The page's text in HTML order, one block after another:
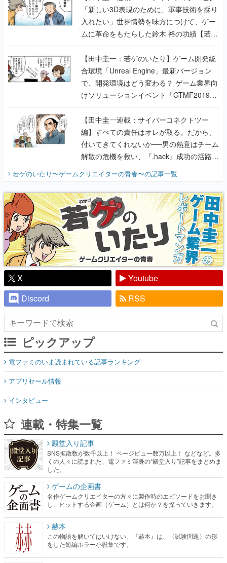
のいたり】
【田中圭一：若ゲのいたり】ゲーム開発統
合環境「Unreal Engine」最新バージョン
で、開発環境はどう変わる？ ゲーム業界向
けソリューションイベント「GTMF2019」
に行って、より理解を深めよう【PR】
【田中圭一連載：サイバーコネクトツー
編】すべての責任はオレが取る。だから、
付いてきてくれないか──男の熱意はチーム
解散の危機を救い、『.hack』成功の活路を
開く。業界の快男児・松山 洋に流れる血は
『少年ジャンプ』色だった【若ゲのいた
り】
若ゲのいたり〜ゲームクリエイターの青春〜の記事一覧
X
Youtube
Discord
RSS
ピックアップ
電ファミのいま読まれている記事ランキング
アプリセール情報
インタビュー
連載・特集一覧
くの人々に読まれた、電ファミ渾身の“殿堂入り”記事をまとめま
した。
ゲームの企画書
名作ゲームクリエイターの方々に製作時のエピソードをお聞き
し、ヒットする企画（ゲーム）とは何か？を探っていきます。
赫本
この物語を解いてはいけない。『赫本』は、〈試験問題〉の形
をした短編ホラー小説集です。
新世代に訊く
これからのデジタルゲーム市場を担う若きクリエイター達の姿
を追い、彼らのルーツと情熱を探っていきます。